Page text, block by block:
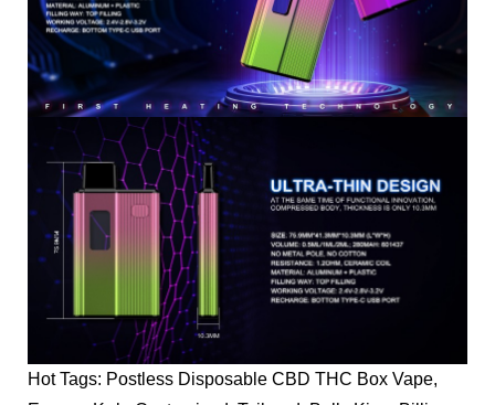
Hot Tags: Postless Disposable CBD THC Box Vape,